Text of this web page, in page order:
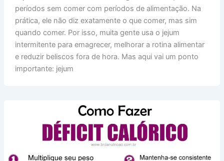
períodos sem comer com períodos de alimentação. Na
prática, ele não diz exatamente o que comer, mas sim
quando comer. Por isso, muita gente usa o jejum
intermitente para emagrecer, melhorar a rotina alimentar
e reduzir beliscos fora de hora. Mas aqui vai um ponto
importante: jejum